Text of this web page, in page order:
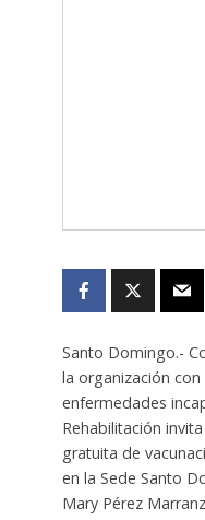
Santo Domingo.-
la organización
enfermedades
Rehabilitación
gratuita de
en la Sede Santo
Mary Pérez